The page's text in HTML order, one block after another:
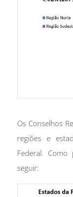
Os Conselhos
regiões e
Federal.
seguir: